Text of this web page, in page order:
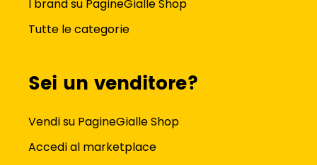
I brand su PagineGialle Shop
Tutte le categorie
Sei un venditore?
Vendi su PagineGialle Shop
Accedi al marketplace